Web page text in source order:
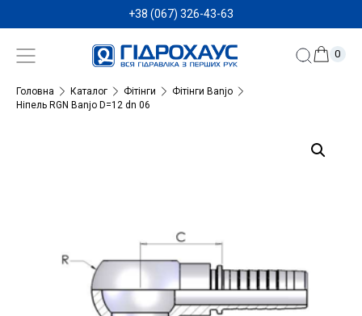
+38 (067) 326-43-63
0
Головна Каталог Фітінги
Фітінги Banjo
Ніпель RGN Banjo D=12 dn 06